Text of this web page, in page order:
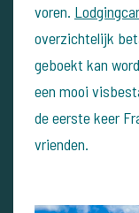
voren.
overzichtelijk
geboekt kan
een mooi
de eerste keer
vrienden.